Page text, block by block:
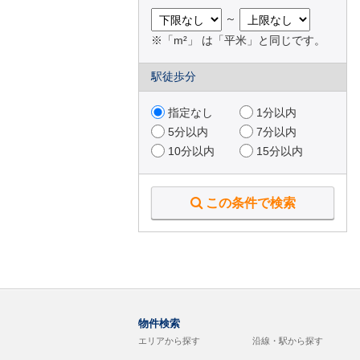
～
※「m²」 は「平米」と同じです。
駅徒歩分
指定なし
1分以内
5分以内
7分以内
10分以内
15分以内
この条件で検索
物件検索
エリアから探す 沿線・駅から探す